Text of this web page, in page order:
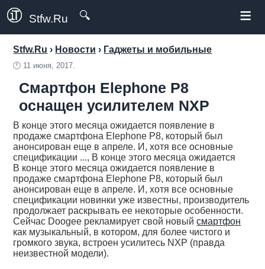
Stfw.Ru 🔍 ≡
Stfw.Ru › Новости › Гаджеты и мобильные
🕛 11 июня, 2017.
Смартфон Elephone P8
оснащен усилителем NXP
В конце этого месяца ожидается появление в
продаже смартфона Elephone P8, который был
анонсирован еще в апреле. И, хотя все основные
спецификации ..., В конце этого месяца ожидается
В конце этого месяца ожидается появление в
продаже смартфона Elephone P8, который был
анонсирован еще в апреле. И, хотя все основные
спецификации новинки уже известны, производитель
продолжает раскрывать ее некоторые особенности.
Сейчас Doogee рекламирует свой новыйсмартфон
как музыкальный, в котором, для более чистого и
громкого звука, встроен усилитесь NXP (правда
неизвестной модели).